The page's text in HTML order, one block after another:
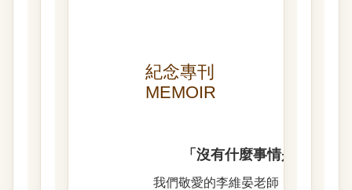
紀念專刊
MEMOIR
「沒有什麼事情是難的
我們敬愛的李維晏老師，大家口中